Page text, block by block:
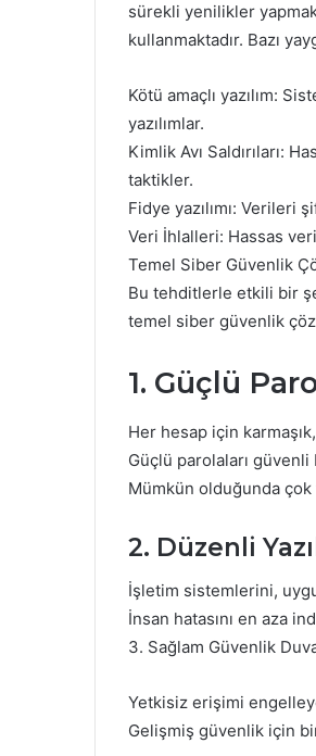
sürekli yenilikler
kullanmaktadır. Bazı
Kötü amaçlı yazılım:
yazılımlar.
Kimlik Avı Saldırıları:
taktikler.
Fidye yazılımı: Verileri
Veri İhlalleri: Hassas
Temel Siber Güvenlik
Bu tehditlerle etkili bir
temel siber güvenlik
1. Güçlü
Her hesap için
Güçlü parolaları
Mümkün olduğunda
2. Düzenli
İşletim sistemlerini,
İnsan hatasını en aza
3. Sağlam Güvenlik
Yetkisiz erişimi
Gelişmiş güvenlik için